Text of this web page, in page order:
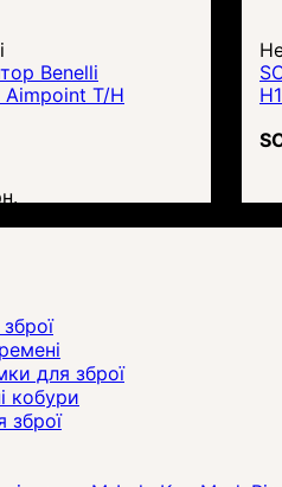
Benelli
Aimpoint T/H
для зброї
кобури
зброї